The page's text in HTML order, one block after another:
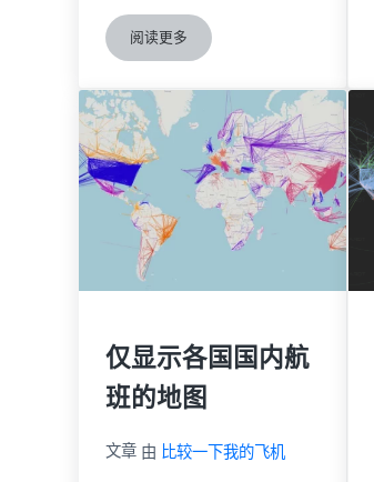
阅读更多十大最繁忙的欧洲航班路线
仅显示各国国内航
班的地图
文章 由 比较一下我的飞机